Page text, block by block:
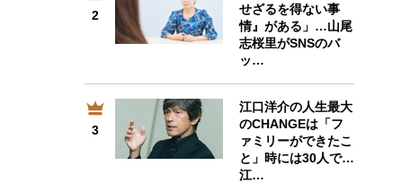
2
せざるを得ない事
情』がある」…山尾
志桜里がSNSのバ
ッ…
3
江口洋介の人生最大
のCHANGEは「フ
ァミリーができたこ
と」時には30人で…
江…